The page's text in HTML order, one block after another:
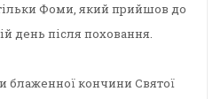
Фоми, який прийшов до
день після поховання.
блаженної кончини Святої